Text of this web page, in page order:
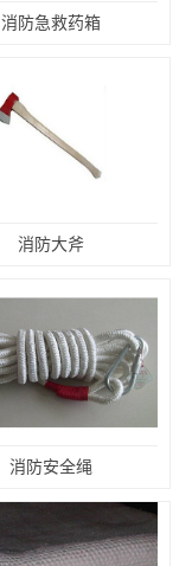
消防急救药箱
消防大斧
消防安全绳